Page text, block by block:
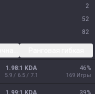
2
52
82
1.98:1 KDA
5.9 / 6.5 / 7.1
46%
169 Игры
1.99:1 KDA 39%